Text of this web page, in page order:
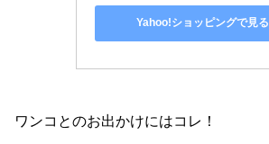
Yahoo!ショッピングで見る
ワンコとのお出かけにはコレ！